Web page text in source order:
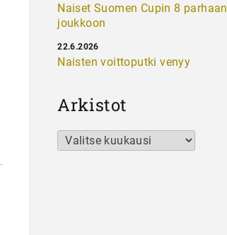
Naiset Suomen Cupin 8 parhaan
joukkoon
Naisten voittoputki venyy
22.6.2026
Arkistot
Arkistot